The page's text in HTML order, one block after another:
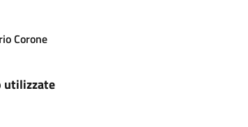
Corone
utilizzate